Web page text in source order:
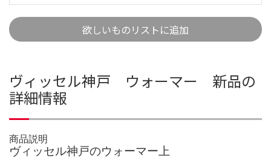
欲しいものリストに追加
ヴィッセル神戸 ウォーマー 新品の
詳細情報
商品説明
ヴィッセル神戸のウォーマー上